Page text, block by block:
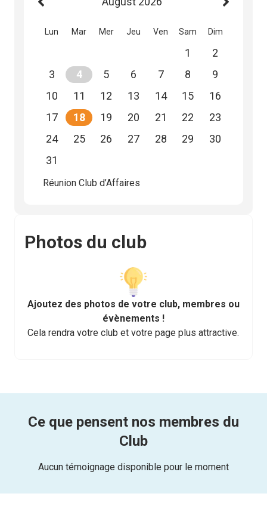
Lun Mar Mer Jeu Ven Sam Dim
1
2
3
4 5 6 7 8
9
10
11 12 13 14 15
16
17
18 19 20 21 22
23
24
25 26 27 28 29
30
31
Réunion Club d’Affaires
Photos du club
Ajoutez des photos de votre club, membres ou
évènements !
Cela rendra votre club et votre page plus attractive.
Ce que pensent nos membres du
Club
Aucun témoignage disponible pour le moment